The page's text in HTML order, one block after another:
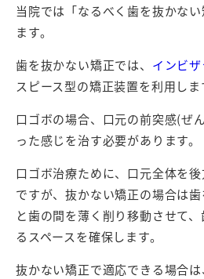
当院では「なるべく歯を抜かな
ます。
歯を抜かない矯正では、 インビ
スピース型の矯正装置を利用しま
口ゴボの場合、口元の前突感(ぜ
った感じを治す必要があります。
口ゴボ治療ために、口元全体を
ですが、抜かない矯正の場合は
と歯の間を薄く削り移動させて
るスペースを確保します。
抜かない矯正で適応できる場合